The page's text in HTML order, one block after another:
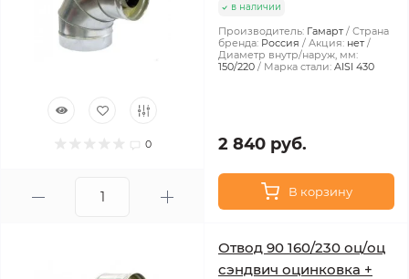
0
в наличии
Производитель: Гамарт
Страна
бренда: Россия Акция: нет
Диаметр внутр/наруж, мм:
150/220
Марка стали: AISI 430
2 840 руб.
В корзину
Отвод 90 160/230 оц/оц
сэндвич оцинковка +